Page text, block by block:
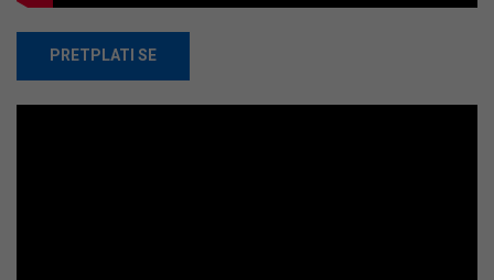
PRETPLATI SE